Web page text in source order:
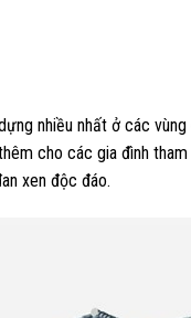
nhiều nhất ở các
cho các gia đình
xen độc đáo.